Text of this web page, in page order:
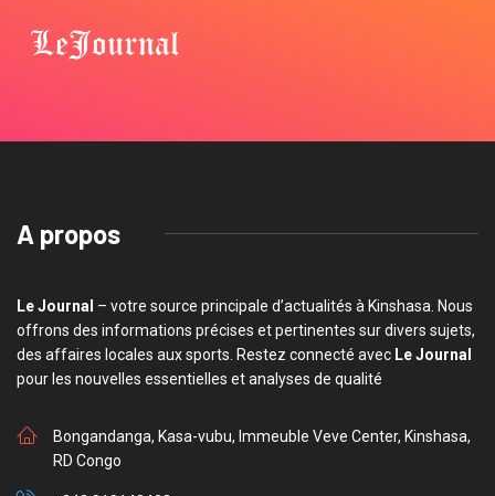
A propos
Le Journal – votre source principale d’actualités à Kinshasa. Nous
offrons des informations précises et pertinentes sur divers sujets,
des affaires locales aux sports. Restez connecté avec Le Journal
pour les nouvelles essentielles et analyses de qualité
Bongandanga, Kasa-vubu, Immeuble Veve Center, Kinshasa,
RD Congo